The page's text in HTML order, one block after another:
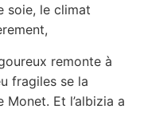
soie, le climat
remonte à
fragiles se la
Et l’albizia a